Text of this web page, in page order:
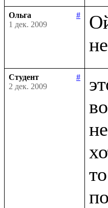
Ольга
#
1 дек. 2009
Студент
#
2 дек. 2009